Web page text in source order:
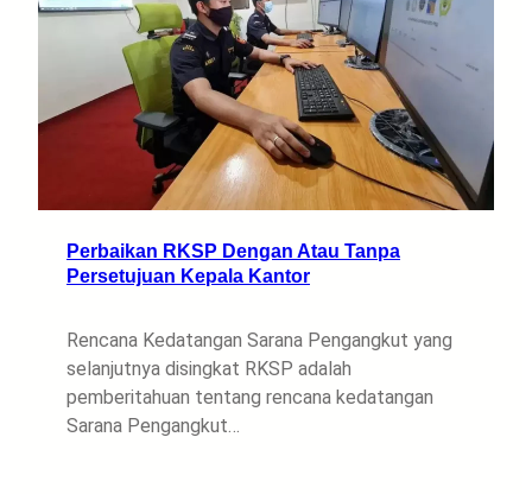
Perbaikan RKSP Dengan Atau Tanpa
Persetujuan Kepala Kantor
Rencana Kedatangan Sarana Pengangkut yang
selanjutnya disingkat RKSP adalah
pemberitahuan tentang rencana kedatangan
Sarana Pengangkut…